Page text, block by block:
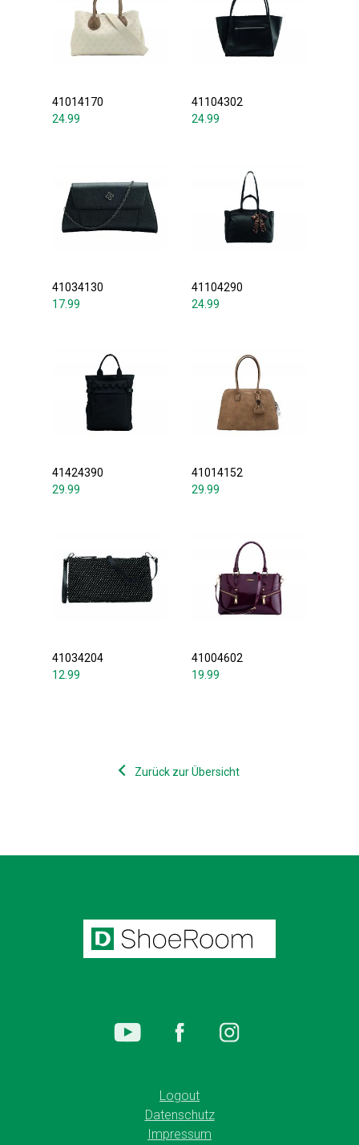
41014170
24.99
41104302
24.99
41034130
17.99
41104290
24.99
41424390
29.99
41014152
29.99
41034204
12.99
41004602
19.99
Zurück zur Übersicht
Logout
Datenschutz
Impressum